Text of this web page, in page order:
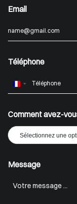
Email
Téléphone
France
Comment avez-
Sélectionnez une
Message